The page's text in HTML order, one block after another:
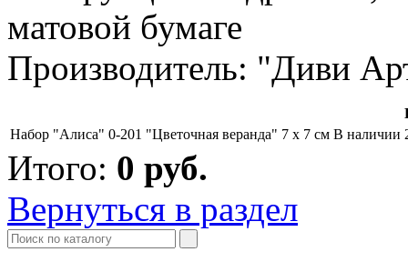
матовой бумаге
Производитель: "Диви
Набор "Алиса" 0-201 "Цветочная веранда" 7 х 7 см В наличии
Итого: 0 руб.
Вернуться в раздел